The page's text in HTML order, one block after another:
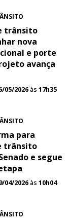
trânsito
nova
e porte
avança
05/2026às 17h35
para
trânsito
e segue
04/2026às 10h04